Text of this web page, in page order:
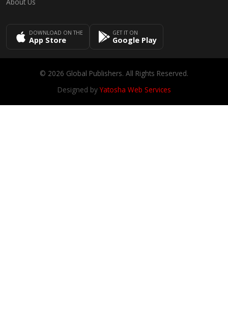
DOWNLOAD ON THE
App Store
GET IT ON
Google Play
© 2026 Global Publishers. All Rights Reserved.
Designed byYatosha Web Services